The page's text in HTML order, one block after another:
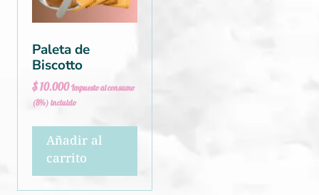
Paleta de
Biscotto
$10.000 Impuesto al consumo
(8%) incluido
Añadir al
carrito